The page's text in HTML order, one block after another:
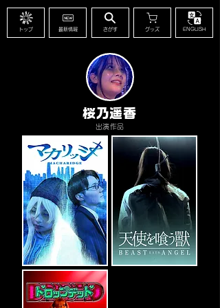
トップ 最新情報 さがす グッズ ENGLISH
桜乃遥香
出演作品